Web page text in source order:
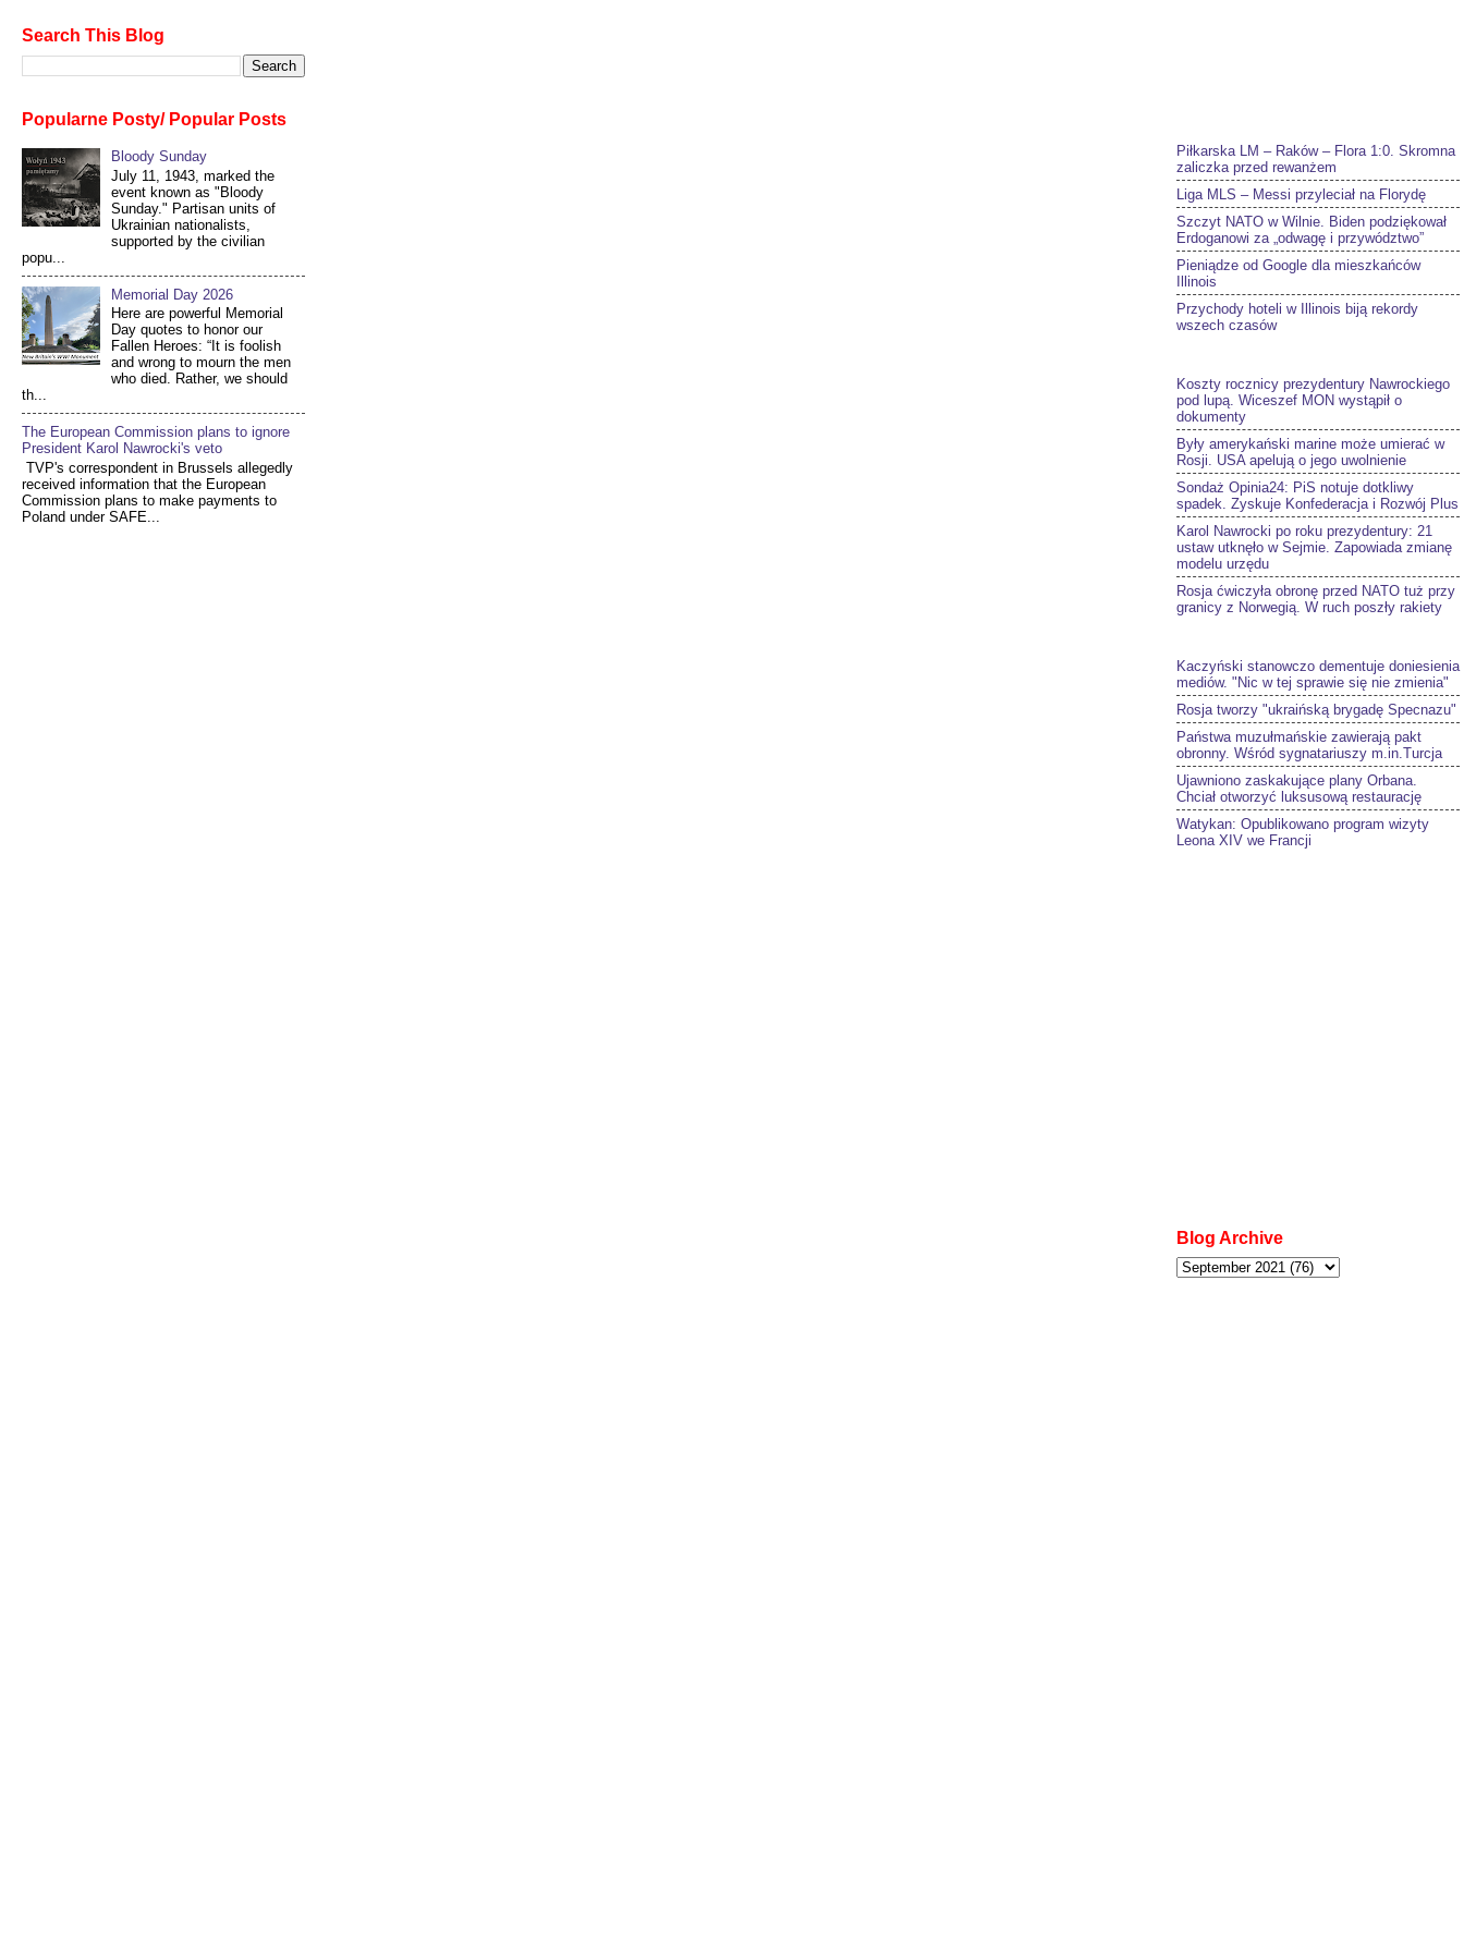
Search This Blog
Popularne Posty/ Popular Posts
Bloody Sunday
July 11, 1943, marked the
event known as "Bloody
Sunday." Partisan units of
Ukrainian nationalists,
supported by the civilian
popu...
Memorial Day 2026
Here are powerful Memorial
Day quotes to honor our
Fallen Heroes: “It is foolish
and wrong to mourn the men
who died. Rather, we should
th...
The European Commission plans to ignore
President Karol Nawrocki's veto
TVP's correspondent in Brussels allegedly
received information that the European
Commission plans to make payments to
Poland under SAFE...
Piłkarska LM – Raków – Flora 1:0. Skromna
zaliczka przed rewanżem
Liga MLS – Messi przyleciał na Florydę
Szczyt NATO w Wilnie. Biden podziękował
Erdoganowi za „odwagę i przywództwo”
Pieniądze od Google dla mieszkańców
Illinois
Przychody hoteli w Illinois biją rekordy
wszech czasów
Koszty rocznicy prezydentury Nawrockiego
pod lupą. Wiceszef MON wystąpił o
dokumenty
Były amerykański marine może umierać w
Rosji. USA apelują o jego uwolnienie
Sondaż Opinia24: PiS notuje dotkliwy
spadek. Zyskuje Konfederacja i Rozwój Plus
Karol Nawrocki po roku prezydentury: 21
ustaw utknęło w Sejmie. Zapowiada zmianę
modelu urzędu
Rosja ćwiczyła obronę przed NATO tuż przy
granicy z Norwegią. W ruch poszły rakiety
Kaczyński stanowczo dementuje doniesienia
mediów. "Nic w tej sprawie się nie zmienia"
Rosja tworzy "ukraińską brygadę Specnazu"
Państwa muzułmańskie zawierają pakt
obronny. Wśród sygnatariuszy m.in.Turcja
Ujawniono zaskakujące plany Orbana.
Chciał otworzyć luksusową restaurację
Watykan: Opublikowano program wizyty
Leona XIV we Francji
Blog Archive